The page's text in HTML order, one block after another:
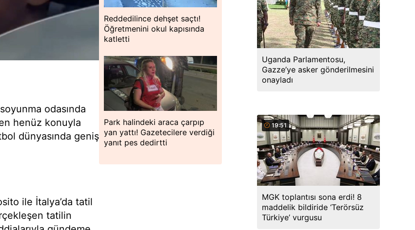
odasında
henüz konuyla
dünyasında geniş
ile İtalya’da tatil
tatilin
Reddedilince dehşet saçtı!
Öğretmenini okul kapısında
katletti
Park halindeki araca çarpıp
yan yattı! Gazetecilere verdiği
yanıt pes dedirtti
Uganda Parlamentosu,
Gazze’ye asker gönderilmesini
onayladı
19:51
MGK toplantısı sona erdi! 8
maddelik bildiride ‘Terörsüz
Türkiye’ vurgusu